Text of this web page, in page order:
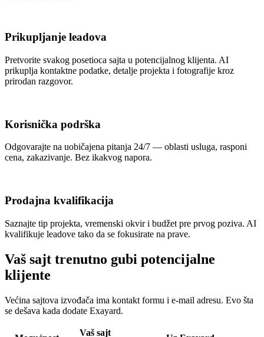
Prikupljanje leadova
Pretvorite svakog posetioca sajta u potencijalnog klijenta. AI
prikuplja kontaktne podatke, detalje projekta i fotografije kroz
prirodan razgovor.
Korisnička podrška
Odgovarajte na uobičajena pitanja 24/7 — oblasti usluga, rasponi
cena, zakazivanje. Bez ikakvog napora.
Prodajna kvalifikacija
Saznajte tip projekta, vremenski okvir i budžet pre prvog poziva. AI
kvalifikuje leadove tako da se fokusirate na prave.
Vaš sajt trenutno gubi potencijalne
klijente
Većina sajtova izvođača ima kontakt formu i e-mail adresu. Evo šta
se dešava kada dodate Exayard.
Vaš sajt